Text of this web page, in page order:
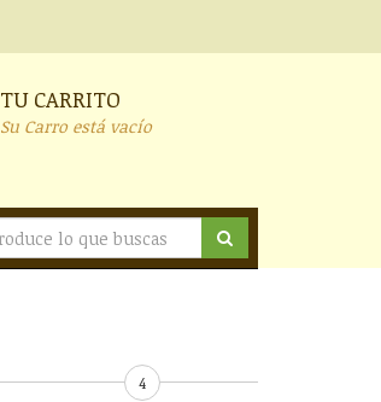
TU CARRITO
Su Carro está vacío
4